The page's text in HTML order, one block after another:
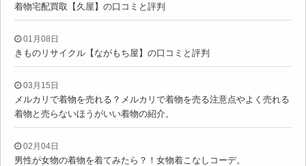
着物宅配買取【久屋】の口コミと評判
01月08日
きものリサイクル【ながもち屋】の口コミと評判
03月15日
メルカリで着物を売れる？メルカリで着物を売る注意点やよく売れる
着物と売らないほうがいい着物の紹介。
02月04日
男性が女物の着物を着てみたら？！女物着こなしコーデ。